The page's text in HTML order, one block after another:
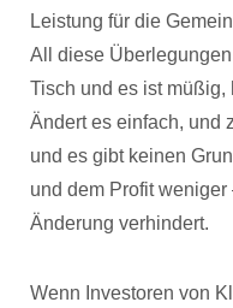
Leistung für die
All diese
Tisch und es ist müßig,
Ändert es einfach, und
und es gibt keinen
und dem Profit
Änderung verhindert.
Wenn Investoren von